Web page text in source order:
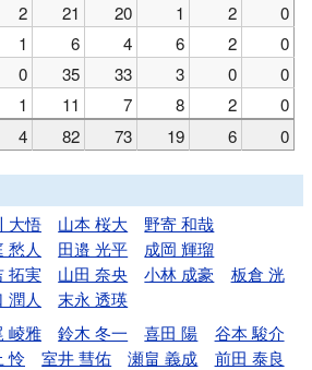
2 21 20 1 2
0
1 6 4 6 2
0
0 35 33 3 0
0
1 11 7 8 2
0
4 82 73 19 6 0
大悟 山本 桜大
野寄 和哉
愁人
田邉 光平
成岡 輝瑠
拓実
山田 奈央 小林 成豪
板倉 洸
潤人
末永 透瑛
崚雅 鈴木 冬一 喜田 陽
谷本 駿介
怜
室井 彗佑 瀬畠 義成
前田 泰良